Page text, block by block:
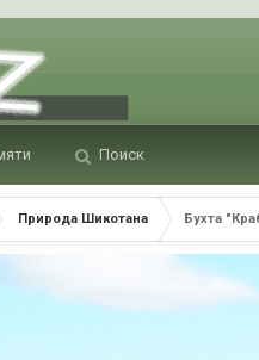
Поиск
Природа Шикотана Бухта